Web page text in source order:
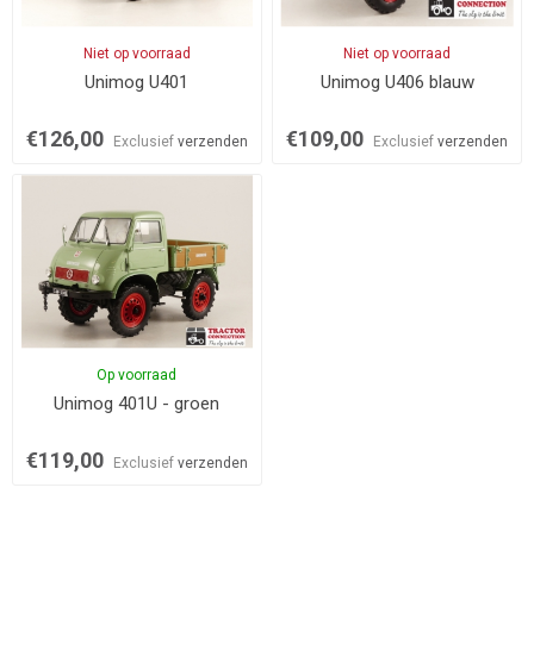
Niet op voorraad
Unimog U401
€126,00 Exclusief verzenden
Niet op voorraad
Unimog U406 blauw
€109,00 Exclusiefverzenden
Op voorraad
Unimog 401U - groen
€119,00 Exclusief verzenden